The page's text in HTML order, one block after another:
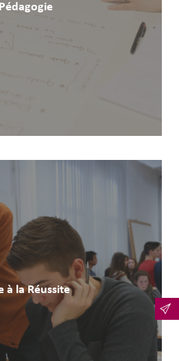
Pédagogie
à la Réussite